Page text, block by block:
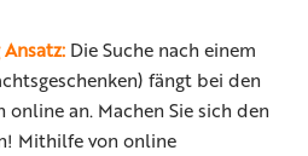
Die Suche nach einem
fängt bei den
an. Machen Sie sich den
Mithilfe von online